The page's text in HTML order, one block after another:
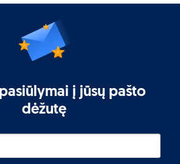
į jūsų pašto
dėžutę